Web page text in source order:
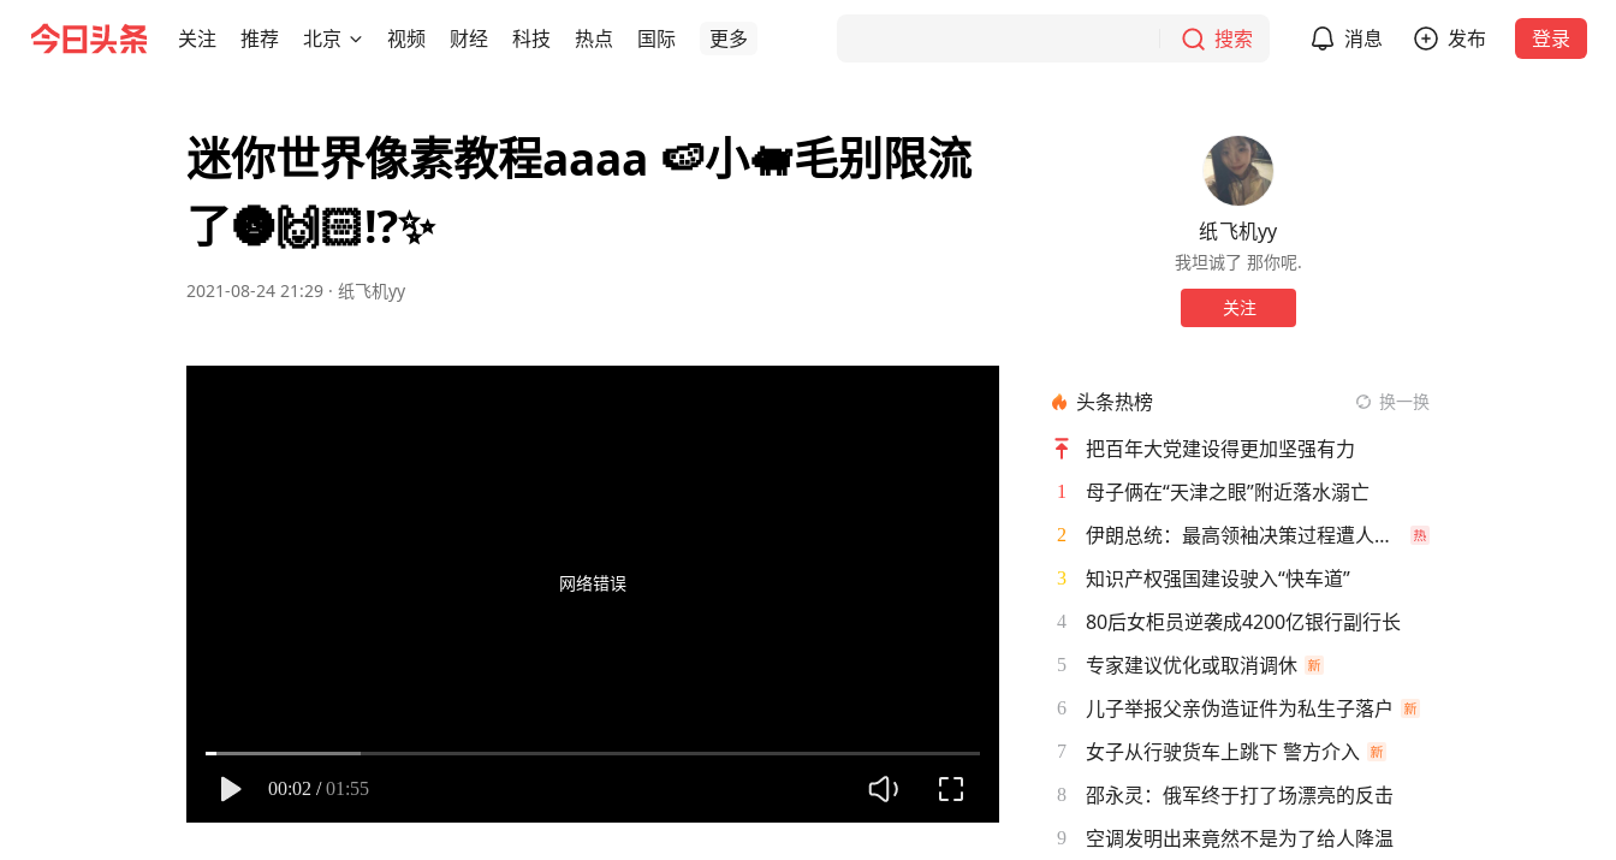
关注 推荐 北京 视频 财经 科技 热点 国际 更多 搜索 消息 发布 登录
迷你世界像素教程aaaa 🍉小🐖毛别限流
了🌚🙌🏻⁉️✨
2021-08-24 21:29 · 纸飞机yy
网络错误
00:02 / 01:55
纸飞机yy
我坦诚了 那你呢.
关注
头条热榜 换一换
把百年大党建设得更加坚强有力
1 母子俩在“天津之眼”附近落水溺亡
2 伊朗总统：最高领袖决策过程遭人利用
3 知识产权强国建设驶入“快车道”
4 80后女柜员逆袭成4200亿银行副行长
5 专家建议优化或取消调休
6 儿子举报父亲伪造证件为私生子落户
7 女子从行驶货车上跳下 警方介入
8 邵永灵：俄军终于打了场漂亮的反击
9 空调发明出来竟然不是为了给人降温